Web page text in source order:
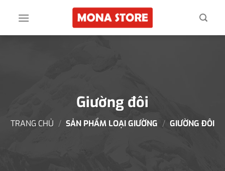
Giường đôi
TRANG CHỦ / SẢN PHẨM LOẠI GIƯỜNG / GIƯỜNG ĐÔI